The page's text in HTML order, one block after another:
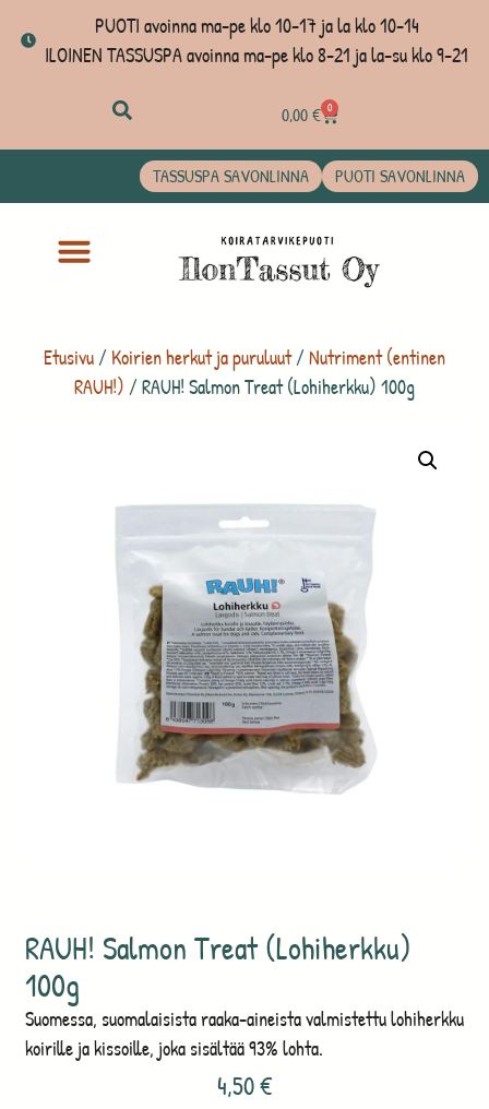
PUOTI avoinna ma-pe klo 10-17 ja la klo 10-14
ILOINEN TASSUSPA avoinna ma-pe klo 8-21 ja la-su klo 9-21
0,00€ 0
TASSUSPA SAVONLINNA PUOTI SAVONLINNA
Etusivu /Koirien herkut ja puruluut/Nutriment (entinen
RAUH!) / RAUH! Salmon Treat (Lohiherkku) 100g
RAUH! Salmon Treat (Lohiherkku)
100g
Suomessa, suomalaisista raaka-aineista valmistettu lohiherkku
koirille ja kissoille, joka sisältää 93% lohta.
4,50€